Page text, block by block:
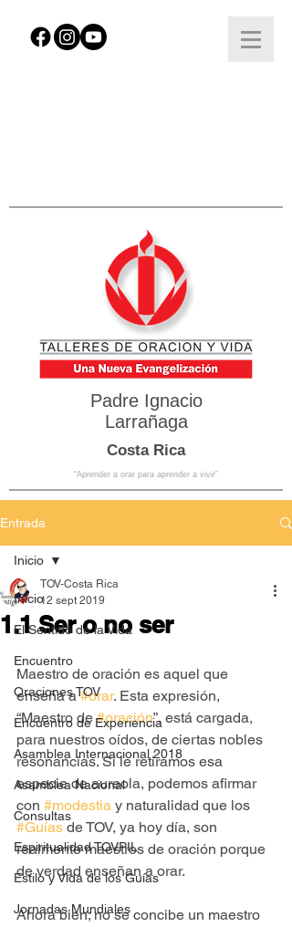
Padre Ignacio
Larrañaga
Costa Rica
“Aprender a orar para aprender a vivir”
Entrada
Inicio
El Sentido de la Vida
Encuentro
Oraciones TOV
Encuentro de Experiencia
Asamblea Internacional 2018
Asamblea Nacional
Consultas
Espiritualidad TOVPIL
Estilo y Vida de los Guías
Jornadas Mundiales
Inicio
1.1 Ser o no ser
TOV-Costa Rica
12 sept 2019
Maestro de oración es aquel que
enseña a #orar. Esta expresión,
“Maestro de #oración”, está cargada,
para nuestros oídos, de ciertas nobles
resonancias. Si le retiramos esa
especie de aureola, podemos afirmar
con #modestia y naturalidad que los
#Guías de TOV, ya hoy día, son
realmente maestros de oración porque
de verdad enseñan a orar.
Ahora bien; no se concibe un maestro